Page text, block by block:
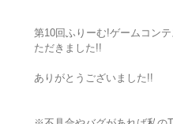
第10回ふりーむ!ゲームコン
ただきました!!
ありがとうございました!!